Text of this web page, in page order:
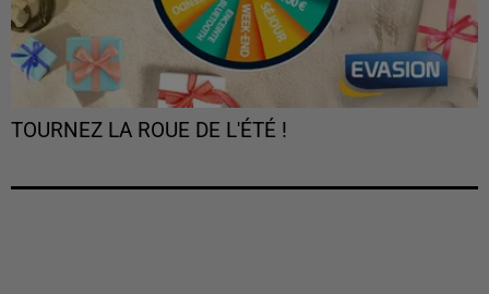
TOURNEZ LA ROUE DE L'ÉTÉ !